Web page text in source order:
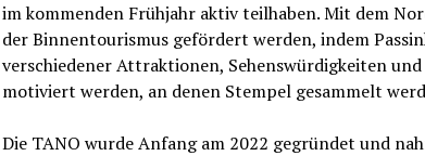
im kommenden Frühjahr aktiv teilhaben. Mit dem
der Binnentourismus gefördert werden, indem
verschiedener Attraktionen, Sehenswürdigkeiten
motiviert werden, an denen Stempel gesammelt
Die TANO wurde Anfang am 2022 gegründet und